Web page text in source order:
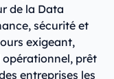
de la Data
sécurité et
exigeant,
prêt
entreprises les